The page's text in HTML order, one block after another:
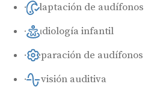
Adaptación de audífonos
Audiología infantil
Reparación de audífonos
Revisión auditiva